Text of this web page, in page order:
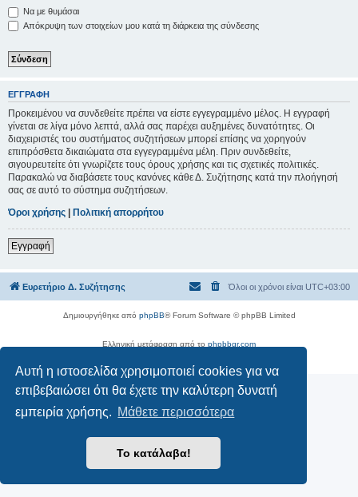
Αυτή η ιστοσελίδα χρησιμοποιεί cookies για να
επιβεβαιώσει ότι θα έχετε την καλύτερη δυνατή
εμπειρία χρήσης. Μάθετε περισσότερα
Το κατάλαβα!
Να με θυμάσαι
Απόκρυψη των στοιχείων μου κατά τη διάρκεια της σύνδεσης
ΕΓΓΡΑΦΉ
Προκειμένου να συνδεθείτε πρέπει να είστε εγγεγραμμένο μέλος. Η εγγραφή
γίνεται σε λίγα μόνο λεπτά, αλλά σας παρέχει αυξημένες δυνατότητες. Οι
διαχειριστές του συστήματος συζητήσεων μπορεί επίσης να χορηγούν
επιπρόσθετα δικαιώματα στα εγγεγραμμένα μέλη. Πριν συνδεθείτε,
σιγουρευτείτε ότι γνωρίζετε τους όρους χρήσης και τις σχετικές πολιτικές.
Παρακαλώ να διαβάσετε τους κανόνες κάθε Δ. Συζήτησης κατά την πλοήγησή
σας σε αυτό το σύστημα συζητήσεων.
Όροι χρήσης | Πολιτική απορρήτου
Εγγραφή
Ευρετήριο Δ. Συζήτησης Όλοι οι χρόνοι είναι UTC+03:00
Δημιουργήθηκε από phpBB® Forum Software © phpBB Limited
Ελληνική μετάφραση από το phpbbgr.com